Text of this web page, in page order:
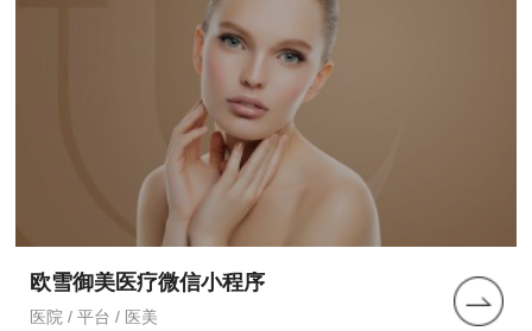
欧雪御美医疗微信小程序
医院 / 平台 / 医美